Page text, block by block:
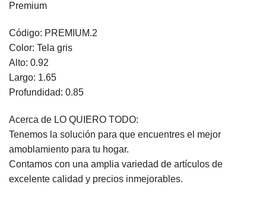
Premium
Código: PREMIUM.2
Color: Tela gris
Alto: 0.92
Largo: 1.65
Profundidad: 0.85
Acerca de LO QUIERO TODO:
Tenemos la solución para que encuentres el mejor
amoblamiento para tu hogar.
Contamos con una amplia variedad de artículos de
excelente calidad y precios inmejorables.